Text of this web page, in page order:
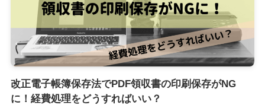
改正電子帳簿保存法でPDF領収書の印刷保存がNG
に！経費処理をどうすればいい？